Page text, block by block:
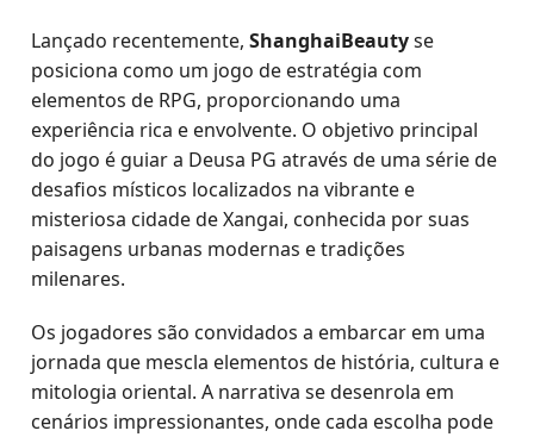
Lançado recentemente,ShanghaiBeautyse
posiciona como um jogo de estratégia com
elementos de RPG, proporcionando uma
experiência rica e envolvente. O objetivo principal
do jogo é guiar a Deusa PG através de uma série de
desafios místicos localizados na vibrante e
misteriosa cidade de Xangai, conhecida por suas
paisagens urbanas modernas e tradições
milenares.
Os jogadores são convidados a embarcar em uma
jornada que mescla elementos de história, cultura e
mitologia oriental. A narrativa se desenrola em
cenários impressionantes, onde cada escolha pode